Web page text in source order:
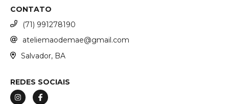
CONTATO
(71) 991278190
ateliemaodemae@gmail.com
Salvador, BA
REDES SOCIAIS